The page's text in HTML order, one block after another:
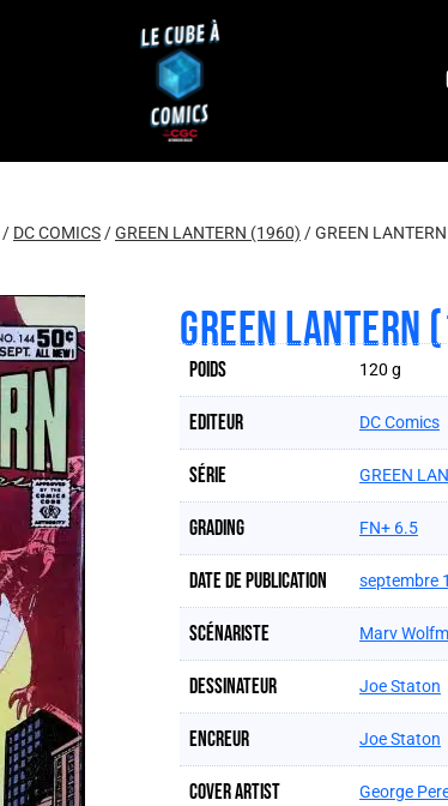
/ DC COMICS/GREEN LANTERN (1960) /GREEN
GREEN
Poids 120 g
Editeur DC Comics
Série GREEN
Grading FN+ 6.5
Date de publication septembre
Scénariste Marv
Dessinateur Joe Staton
Encreur Joe Staton
Cover artist George